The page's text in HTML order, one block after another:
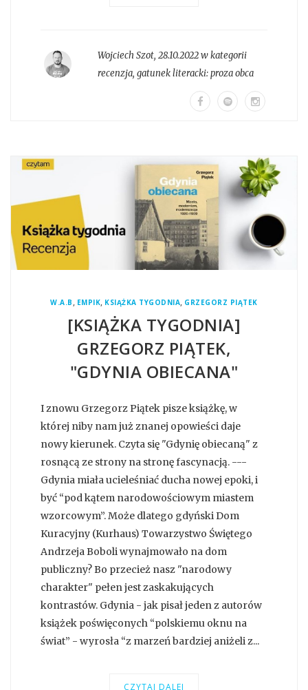
Wojciech Szot, 28.10.2022 w kategorii
recenzja, gatunek literacki:proza obca
W.A.B, EMPIK, KSIĄŻKA TYGODNIA, GRZEGORZ PIĄTEK
[KSIĄŻKA TYGODNIA]
GRZEGORZ PIĄTEK,
"GDYNIA OBIECANA"
I znowu Grzegorz Piątek pisze książkę, w
której niby nam już znanej opowieści daje
nowy kierunek. Czyta się "Gdynię obiecaną" z
rosnącą ze strony na stronę fascynacją. ---
Gdynia miała ucieleśniać ducha nowej epoki, i
być “pod kątem narodowościowym miastem
wzorcowym”. Może dlatego gdyński Dom
Kuracyjny (Kurhaus) Towarzystwo Świętego
Andrzeja Boboli wynajmowało na dom
publiczny? Bo przecież nasz "narodowy
charakter" pełen jest zaskakujących
kontrastów. Gdynia - jak pisał jeden z autorów
książek poświęconych “polskiemu oknu na
świat” - wyrosła “z marzeń bardziej aniżeli z...
CZYTAJ DALEJ